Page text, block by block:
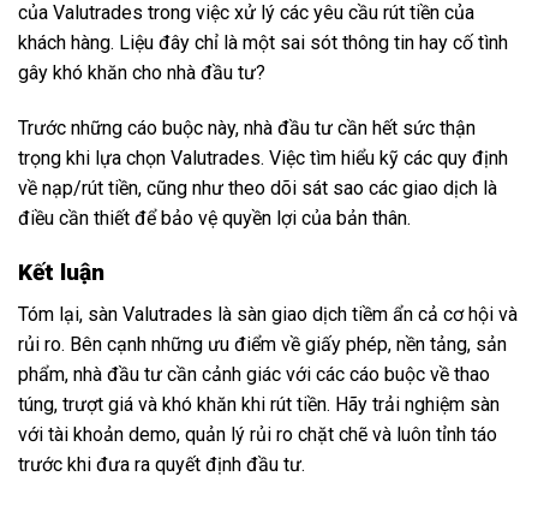
của Valutrades trong việc xử lý các yêu cầu rút tiền của
khách hàng. Liệu đây chỉ là một sai sót thông tin hay cố tình
gây khó khăn cho nhà đầu tư?
Trước những cáo buộc này, nhà đầu tư cần hết sức thận
trọng khi lựa chọn Valutrades. Việc tìm hiểu kỹ các quy định
về nạp/rút tiền, cũng như theo dõi sát sao các giao dịch là
điều cần thiết để bảo vệ quyền lợi của bản thân.
Kết luận
Tóm lại, sàn Valutrades là sàn giao dịch tiềm ẩn cả cơ hội và
rủi ro. Bên cạnh những ưu điểm về giấy phép, nền tảng, sản
phẩm, nhà đầu tư cần cảnh giác với các cáo buộc về thao
túng, trượt giá và khó khăn khi rút tiền. Hãy trải nghiệm sàn
với tài khoản demo, quản lý rủi ro chặt chẽ và luôn tỉnh táo
trước khi đưa ra quyết định đầu tư.